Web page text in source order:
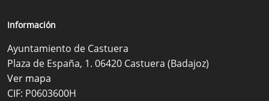
Información
Ayuntamiento de Castuera
Plaza de España, 1. 06420 Castuera (Badajoz)
Ver mapa
CIF: P0603600H